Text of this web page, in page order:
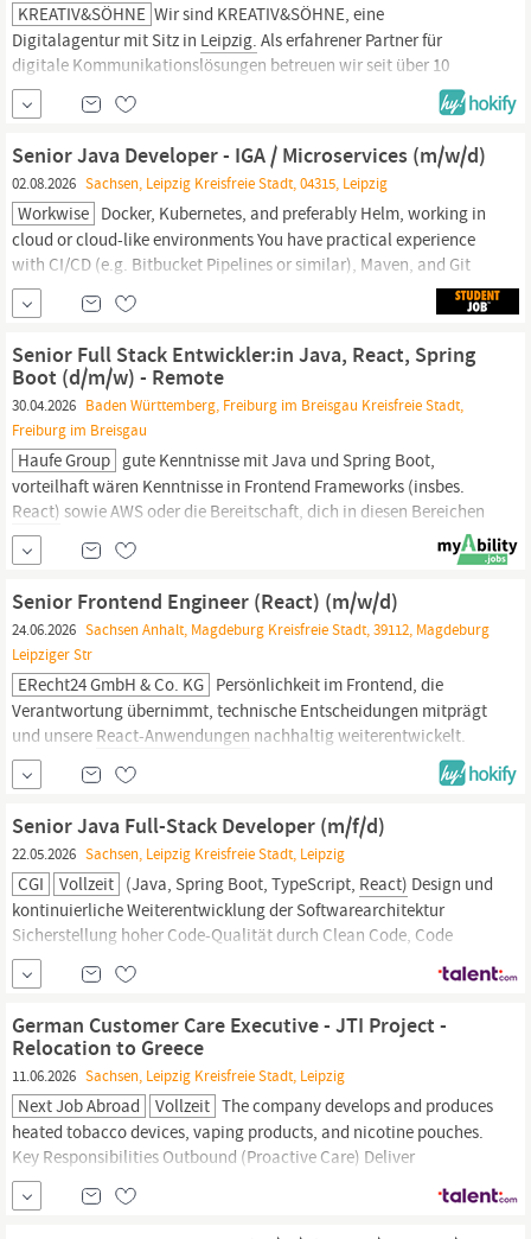
KREATIV&SÖHNE Wir sind KREATIV&SÖHNE, eine
Digitalagentur mit Sitz in Leipzig. Als erfahrener Partner für
digitale Kommunikationslösungen betreuen wir seit über 10
Jahren Unternehmen aller Größen und Branchen. Unser Anspruch
ist es, Ergebnisse zu liefern, die begeistern und Mehrwert schaffen.
Zur Verstärkung unseres Teams suchen wir aktuell einen Full-
Stack...
Senior Java Developer - IGA / Microservices (m/w/d)
02.08.2026 Sachsen, Leipzig Kreisfreie Stadt, 04315, Leipzig
Workwise Docker, Kubernetes, and preferably Helm, working in
cloud or cloud-like environments You have practical experience
with CI/CD (e.g. Bitbucket Pipelines or similar), Maven, and Git
You have experience with data-intensive processing (handling
and transforming large datasets efficiently) is a strong plus You
Redux)
Senior Full Stack Entwickler:in Java, React, Spring
Boot (d/m/w) - Remote
30.04.2026 Baden Württemberg, Freiburg im Breisgau Kreisfreie Stadt,
Freiburg im Breisgau
Haufe Group gute Kenntnisse mit Java und Spring Boot,
vorteilhaft wären Kenntnisse in Frontend Frameworks (insbes.
React) sowie AWS oder die Bereitschaft, dich in diesen Bereichen
einzuarbeiten Du hast ein intrinsisches Interesse an
hochqualitativer Softwareentwicklung, eine strukturierte
Arbeitsweise und kannst dich in komplexe Fachdomänen
einarbeiten. Außerdem...
Senior Frontend Engineer (React) (m/w/d)
24.06.2026 Sachsen Anhalt, Magdeburg Kreisfreie Stadt, 39112, Magdeburg
Leipziger Str
ERecht24 GmbH & Co. KG Persönlichkeit im Frontend, die
Verantwortung übernimmt, technische Entscheidungen mitprägt
und unsere React-Anwendungen nachhaltig weiterentwickelt.
AUFGABEN Verantwortung für die Weiterentwicklung und
Skalierung unserer Frontend-Architektur auf Basis von
React
Konzeption und Umsetzung komplexer Features mit Fokus auf
User Experience,...
Senior Java Full-Stack Developer (m/f/d)
22.05.2026 Sachsen, Leipzig Kreisfreie Stadt, Leipzig
CGI Vollzeit (Java, Spring Boot, TypeScript, React) Design und
kontinuierliche Weiterentwicklung der Softwarearchitektur
Sicherstellung hoher Code-Qualität durch Clean Code, Code
Reviews und Testautomatisierung Mitgestaltung und
Optimierung von CI/CD-Pipelines sowie DevOps-Strukturen
Entwicklungsteams (bei...
German Customer Care Executive - JTI Project -
Relocation to Greece
11.06.2026 Sachsen, Leipzig Kreisfreie Stadt, Leipzig
Next Job Abroad Vollzeit The company develops and produces
heated tobacco devices, vaping products, and nicotine pouches.
Key Responsibilities Outbound (Proactive Care) Deliver
exceptional consumer experiences Conduct post-purchase
follow-ups and retention efforts Engage users for feedback, trade-
in & adoption initiatives Cross-sell and upsell products Update